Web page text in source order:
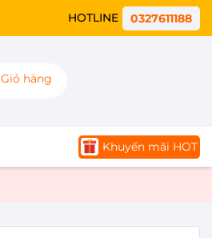
HOTLINE 0327611188
Giỏ hàng
Khuyến mãi HOT